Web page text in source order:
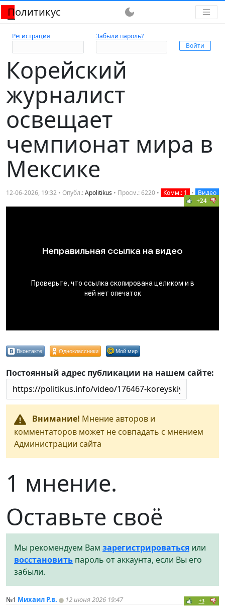
Политикус dark_mode
Регистрация Забыли пароль?
Корейский
журналист
освещает
чемпионат мира в
Мексике
12-06-2026, 19:32 • Опубл.:Apolitikus • Просм.: 6220 • Комм.: 1 • Видео
+24
Вконтакте Одноклассники Мой мир
Постоянный адрес публикации на нашем сайте:
Внимание! Мнение авторов и
комментаторов может не совпадать с мнением
Администрации сайта
1 мнение.
Оставьте своё
Мы рекомендуем Вам зарегистрироваться или
восстановить пароль от аккаунта, если Вы его
забыли.
№1 Михаил Р.в. 12 июня 2026 19:47 +3